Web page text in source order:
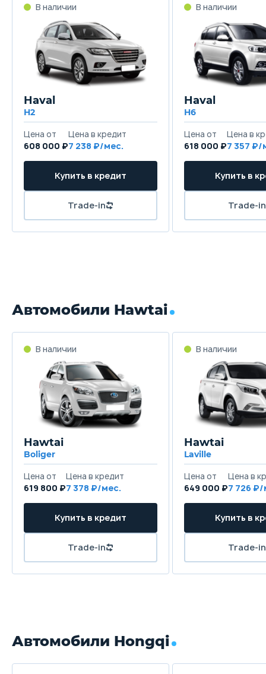
В наличии
Haval
H2
Цена от
608 000 ₽
Цена в кредит
7 238 ₽/мес.
Купить в кредит
Trade-in
В наличии
Haval
H6
Цена от
618 000 ₽
Цена в
7 357 ₽/
Купить в
Trade-in
Автомобили Hawtai
В наличии
Hawtai
Boliger
Цена от
619 800 ₽
Цена в кредит
7 378 ₽/мес.
Купить в кредит
Trade-in
В наличии
Hawtai
Laville
Цена от
649 000 ₽
Цена в
7 726
Купить в
Trade-in
Автомобили Hongqi